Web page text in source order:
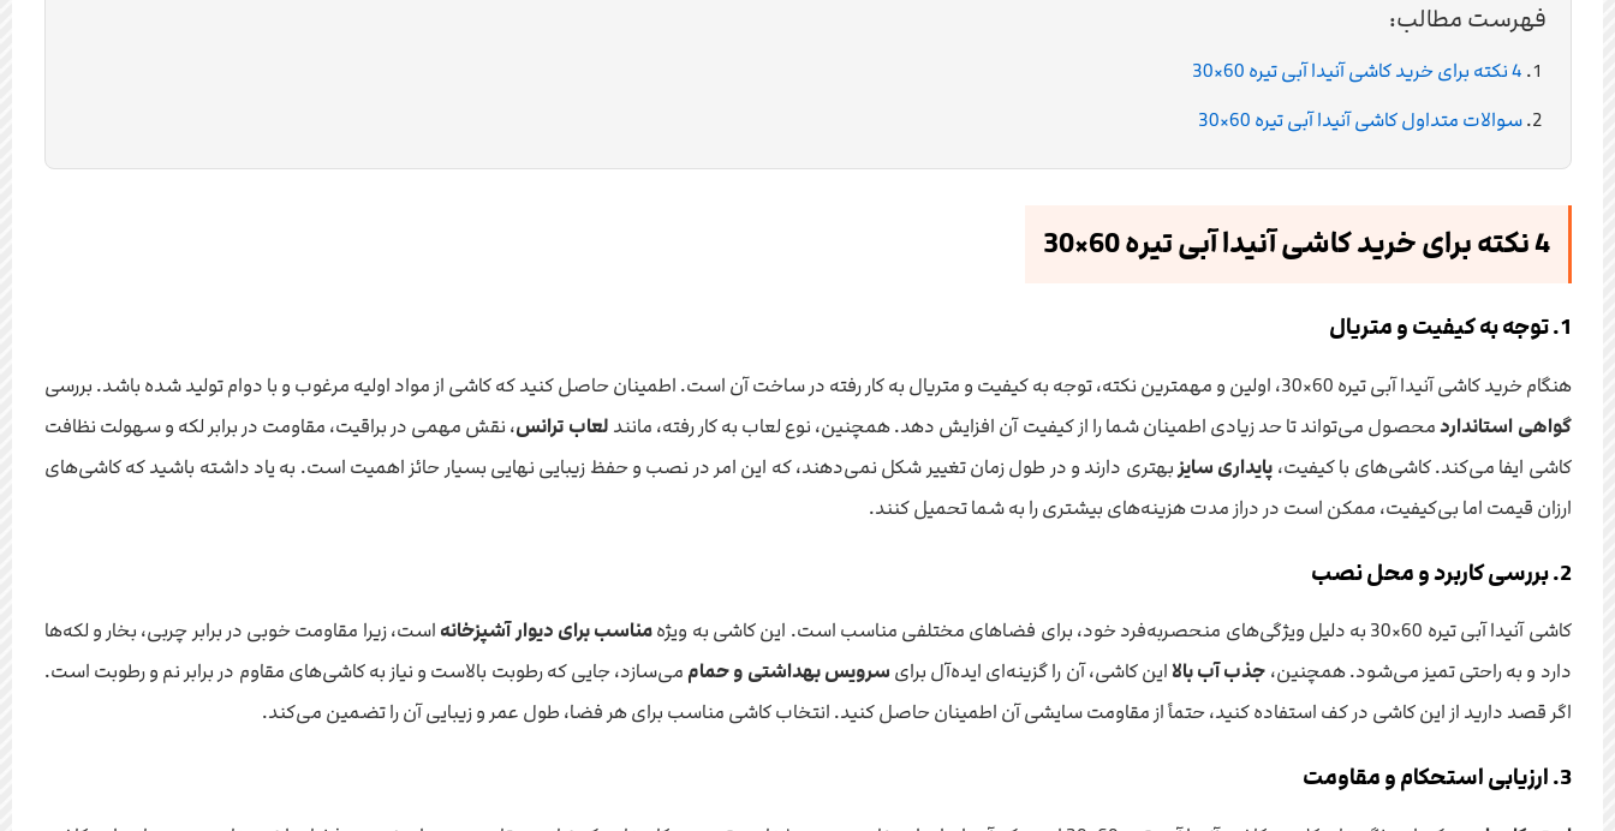
فهرست مطالب:
4 نکته برای خرید کاشی آنیدا آبی تیره 60×30
سوالات متداول کاشی آنیدا آبی تیره 60×30
4 نکته برای خرید کاشی آنیدا آبی تیره 60×30
1. توجه به کیفیت و متریال
هنگام خرید کاشی آنیدا آبی تیره 60×30، اولین و مهمترین نکته، توجه به کیفیت و متریال به کار رفته در ساخت آن است. اطمینان حاصل کنید که کاشی از مواد اولیه مرغوب و با دوام تولید شده باشد. بررسی
گواهی استانداردمحصول می‌تواند تا حد زیادی اطمینان شما را از کیفیت آن افزایش دهد. همچنین، نوع لعاب به کار رفته، مانند لعاب ترانس، نقش مهمی در براقیت، مقاومت در برابر لکه و سهولت نظافت
کاشی ایفا می‌کند. کاشی‌های با کیفیت، پایداری سایزبهتری دارند و در طول زمان تغییر شکل نمی‌دهند، که این امر در نصب و حفظ زیبایی نهایی بسیار حائز اهمیت است. به یاد داشته باشید که کاشی‌های
ارزان قیمت اما بی‌کیفیت، ممکن است در دراز مدت هزینه‌های بیشتری را به شما تحمیل کنند.
2. بررسی کاربرد و محل نصب
کاشی آنیدا آبی تیره 60×30 به دلیل ویژگی‌های منحصربه‌فرد خود، برای فضاهای مختلفی مناسب است. این کاشی به ویژه مناسب برای دیوار آشپزخانه است، زیرا مقاومت خوبی در برابر چربی، بخار و لکه‌ها
دارد و به راحتی تمیز می‌شود. همچنین، جذب آب بالااین کاشی، آن را گزینه‌ای ایده‌آل برای سرویس بهداشتی و حمام می‌سازد، جایی که رطوبت بالاست و نیاز به کاشی‌های مقاوم در برابر نم و رطوبت است.
اگر قصد دارید از این کاشی در کف استفاده کنید، حتماً از مقاومت سایشی آن اطمینان حاصل کنید. انتخاب کاشی مناسب برای هر فضا، طول عمر و زیبایی آن را تضمین می‌کند.
3. ارزیابی استحکام و مقاومت